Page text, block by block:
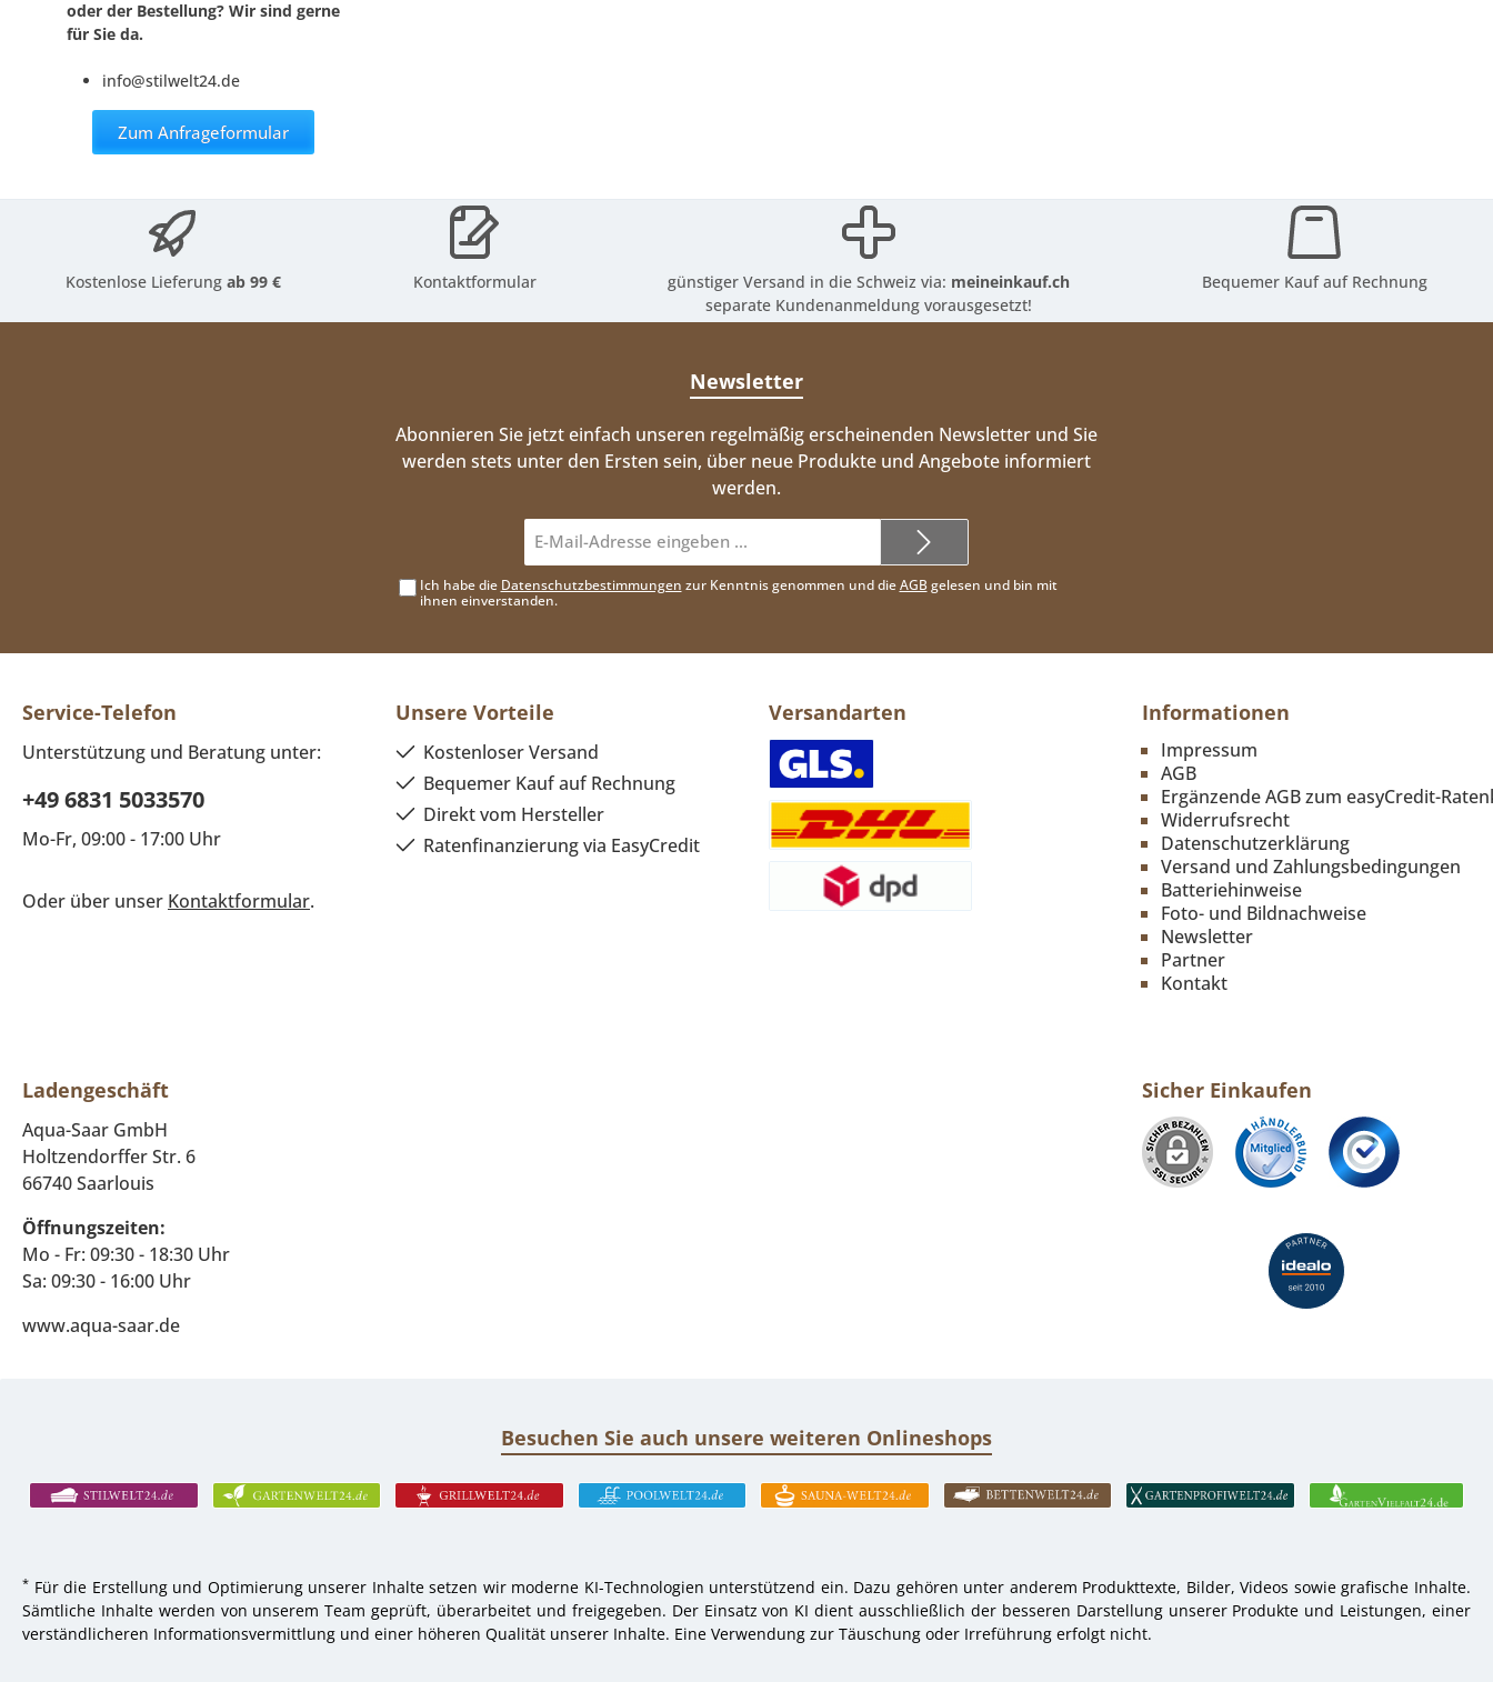
oder der Bestellung? Wir sind gerne
für Sie da.
info@stilwelt24.de
Zum Anfrageformular
Kostenlose Lieferungab 99 € Kontaktformular günstiger Versand in die Schweiz via: meineinkauf.ch
separate Kundenanmeldung vorausgesetzt!
Bequemer Kauf auf Rechnung
Newsletter
Abonnieren Sie jetzt einfach unseren regelmäßig erscheinenden Newsletter und Sie
werden stets unter den Ersten sein, über neue Produkte und Angebote informiert
werden.
Mail-
Adresse*
Ich habe die Datenschutzbestimmungen zur Kenntnis genommen und dieAGBgelesen und bin mit
ihnen einverstanden.
Service-Telefon
Unterstützung und Beratung unter:
+49 6831 5033570
Mo-Fr, 09:00 - 17:00 Uhr
Oder über unser Kontaktformular.
Unsere Vorteile
Kostenloser Versand
Bequemer Kauf auf Rechnung
Direkt vom Hersteller
Ratenfinanzierung via EasyCredit
Versandarten Informationen
Impressum
AGB
Ergänzende AGB zum easyCredit-
Widerrufsrecht
Datenschutzerklärung
Versand und Zahlungsbedingungen
Batteriehinweise
Foto- und Bildnachweise
Newsletter
Partner
Kontakt
Ladengeschäft
Aqua-Saar GmbH
Holtzendorffer Str. 6
66740 Saarlouis
Öffnungszeiten:
Mo - Fr: 09:30 - 18:30 Uhr
Sa: 09:30 - 16:00 Uhr
www.aqua-saar.de
Sicher Einkaufen
Besuchen Sie auch unsere weiteren Onlineshops
* Für die Erstellung und Optimierung unserer Inhalte setzen wir moderne KI-Technologien unterstützend ein. Dazu gehören unter anderem Produkttexte, Bilder, Videos sowie grafische Inhalte.
Sämtliche Inhalte werden von unserem Team geprüft, überarbeitet und freigegeben. Der Einsatz von KI dient ausschließlich der besseren Darstellung unserer Produkte und Leistungen, einer
verständlicheren Informationsvermittlung und einer höheren Qualität unserer Inhalte. Eine Verwendung zur Täuschung oder Irreführung erfolgt nicht.